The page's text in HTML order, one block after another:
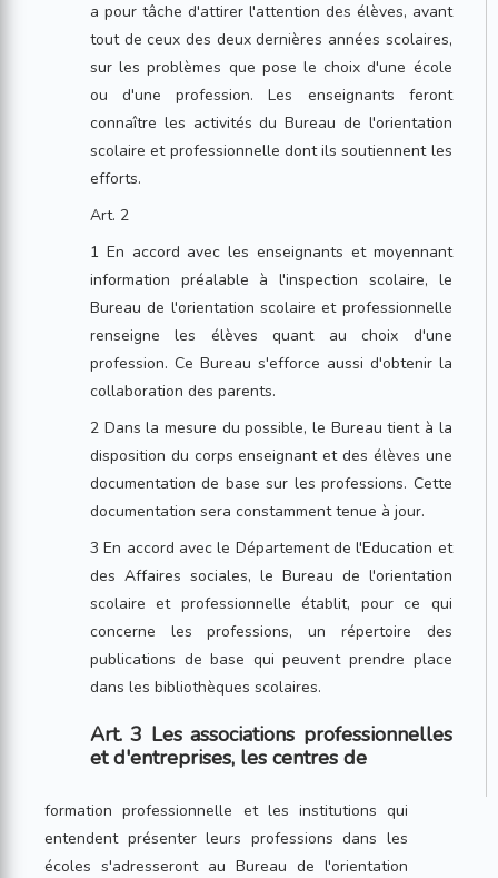
a pour tâche d'attirer l'attention des élèves, avant
tout de ceux des deux dernières années scolaires,
sur les problèmes que pose le choix d'une école
ou d'une profession. Les enseignants feront
connaître les activités du Bureau de l'orientation
scolaire et professionnelle dont ils soutiennent les
efforts.
Art. 2
1 En accord avec les enseignants et moyennant
information préalable à l'inspection scolaire, le
Bureau de l'orientation scolaire et professionnelle
renseigne les élèves quant au choix d'une
profession. Ce Bureau s'efforce aussi d'obtenir la
collaboration des parents.
2 Dans la mesure du possible, le Bureau tient à la
disposition du corps enseignant et des élèves une
documentation de base sur les professions. Cette
documentation sera constamment tenue à jour.
3 En accord avec le Département de l'Education et
des Affaires sociales, le Bureau de l'orientation
scolaire et professionnelle établit, pour ce qui
concerne les professions, un répertoire des
publications de base qui peuvent prendre place
dans les bibliothèques scolaires.
Art. 3 Les associations professionnelles
et d'entreprises, les centres de
formation professionnelle et les institutions qui
entendent présenter leurs professions dans les
écoles s'adresseront au Bureau de l'orientation